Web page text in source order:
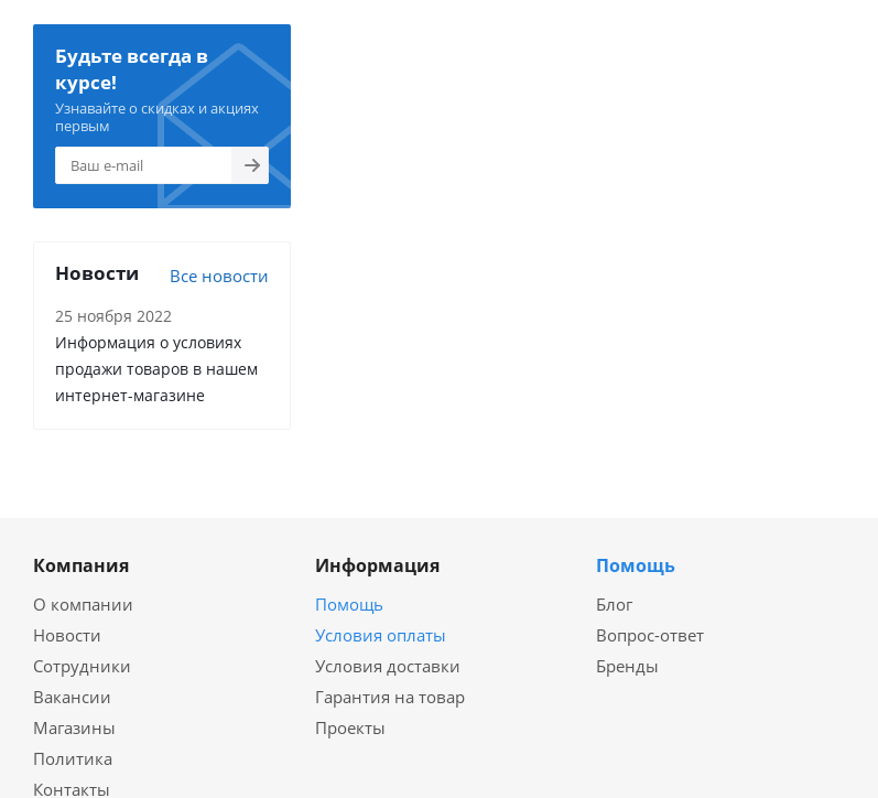
Будьте всегда в
курсе!
Узнавайте о скидках и акциях
первым
Новости Все новости
25 ноября 2022
Информация о условиях
продажи товаров в нашем
интернет-магазине
Компания
О компании
Новости
Сотрудники
Вакансии
Магазины
Политика
Контакты
Информация
Помощь
Условия оплаты
Условия доставки
Гарантия на товар
Проекты
Помощь
Блог
Вопрос-ответ
Бренды